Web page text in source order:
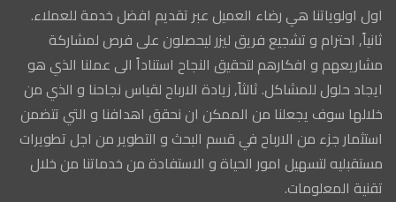
اول اولوياتنا هي رضاء العميل عبر تقديم افضل خدمة للعملاء.
ثانياً, احترام و تشجيع فريق ليزر ليحصلون على فرص لمشاركة
مشاريعهم و افكارهم لتحقيق النجاح استناداً الى عملنا الذي هو
ايجاد حلول للمشاكل. ثالثاً, زيادة الارباح لقياس نجاحنا و الذي من
خلالها سوف يجعلنا من الممكن ان نحقق اهدافنا و التي تتضمن
استثمار جزء من الارباح في قسم البحث و التطوير من اجل تطويرات
مستقبليه لتسهيل امور الحياة و الاستفادة من خدماتنا من خلال
تقنية المعلومات.